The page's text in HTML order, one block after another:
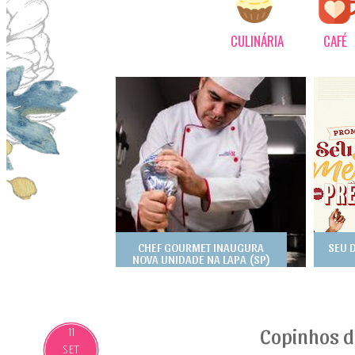
CULINÁRIA CAFÉ
CHEF GOURMET INAUGURA
NOVA UNIDADE NA LAPA (SP)
SEU
11
SET
Copinhos